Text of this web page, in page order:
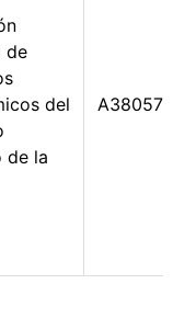
de
del
de la
A38057055